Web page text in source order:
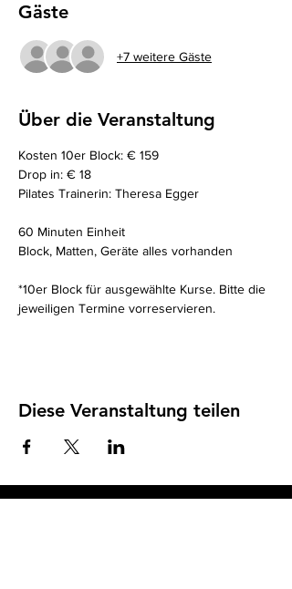
Gäste
+7 weitere Gäste
Über die Veranstaltung
Kosten 10er Block: € 159
Drop in: € 18
Pilates Trainerin: Theresa Egger
60 Minuten Einheit
Block, Matten, Geräte alles vorhanden
*10er Block für ausgewählte Kurse. Bitte die
jeweiligen Termine vorreservieren.
Diese Veranstaltung teilen